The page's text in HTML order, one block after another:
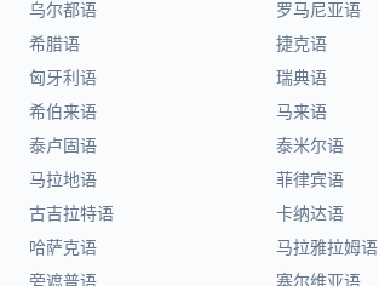
乌尔都语
罗马尼亚语
希腊语
捷克语
匈牙利语
瑞典语
希伯来语
马来语
泰卢固语
泰米尔语
马拉地语
菲律宾语
古吉拉特语
卡纳达语
哈萨克语
马拉雅拉姆语
旁遮普语
塞尔维亚语